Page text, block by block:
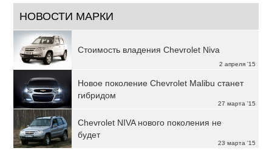
НОВОСТИ МАРКИ
2 апреля '15
Стоимость владения Chevrolet Niva
27 марта '15
Новое поколение Chevrolet Malibu станет
гибридом
23 марта '15
Chevrolet NIVA нового поколения не
будет